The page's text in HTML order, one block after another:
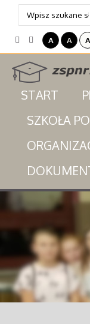
A A A
START
SZKOŁA